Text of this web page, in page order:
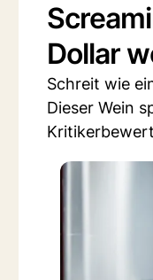
Dollar
Schreit wie
Dieser Wein